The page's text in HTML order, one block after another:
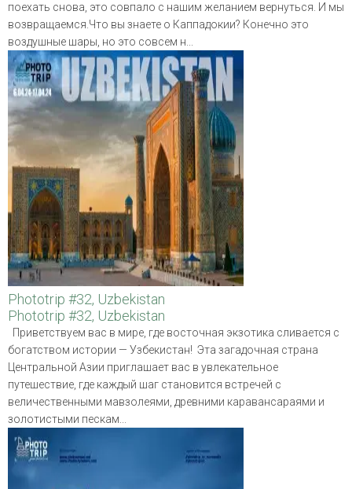
поехать снова, это совпало с нашим желанием вернуться. И мы
возвращаемся.Что вы знаете о Каппадокии? Конечно это
воздушные шары, но это совсем н...
Phototrip #32, Uzbekistan
Phototrip #32, Uzbekistan
Приветствуем вас в мире, где восточная экзотика сливается с
богатством истории — Узбекистан! Эта загадочная страна
Центральной Азии приглашает вас в увлекательное
путешествие, где каждый шаг становится встречей с
величественными мавзолеями, древними каравансараями и
золотистыми пескам...